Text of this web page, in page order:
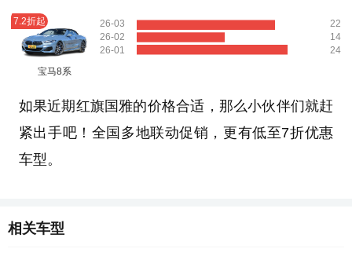
7.2折起
宝马8系
26-03
26-02
26-01
22
14
24
如果近期红旗国雅的价格合适，那么小伙伴们就赶
紧出手吧！全国多地联动促销，更有低至7折优惠
车型。
相关车型